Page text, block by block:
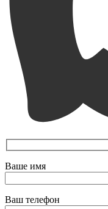
Ваше имя
Ваш телефон